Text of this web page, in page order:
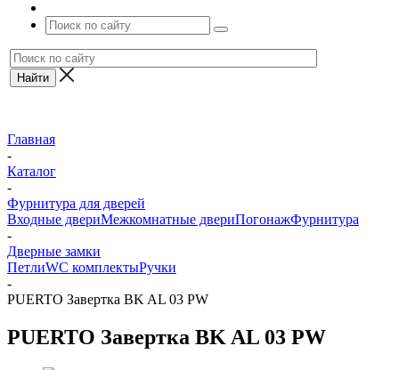
Главная
-
Каталог
-
Фурнитура для дверей
Входные двериМежкомнатные двериПогонажФурнитура
-
Дверные замки
ПетлиWC комплектыРучки
-
PUERTO Завертка BK AL 03 PW
PUERTO Завертка BK AL 03 PW